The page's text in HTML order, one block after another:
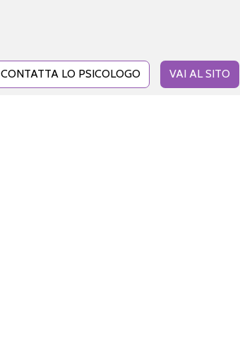
CONTATTA LO PSICOLOGO VAI AL SITO